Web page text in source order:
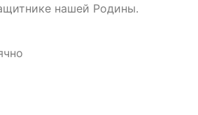
нашей Родины.